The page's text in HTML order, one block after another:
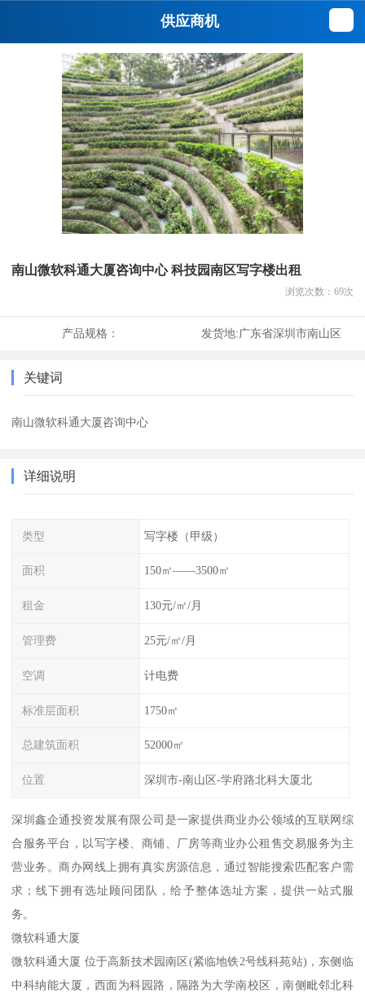
供应商机
南山微软科通大厦咨询中心 科技园南区写字楼出租
浏览次数： 69次
产品规格： 发货地:广东省深圳市南山区
关键词
南山微软科通大厦咨询中心
详细说明
类型 写字楼（甲级）
面积 150㎡——3500㎡
租金 130元/㎡/月
管理费 25元/㎡/月
空调 计电费
标准层面积 1750㎡
总建筑面积 52000㎡
位置 深圳市-南山区-学府路北科大厦北
深圳鑫企通投资发展有限公司是一家提供商业办公领域的互联网综
合服务平台，以写字楼、商铺、厂房等商业办公租售交易服务为主
营业务。商办网线上拥有真实房源信息，通过智能搜索匹配客户需
求；线下拥有选址顾问团队，给予整体选址方案，提供一站式服
务。
微软科通大厦
微软科通大厦 位于高新技术园南区(紧临地铁2号线科苑站)，东侧临
中科纳能大厦，西面为科园路，隔路为大学南校区，南侧毗邻北科